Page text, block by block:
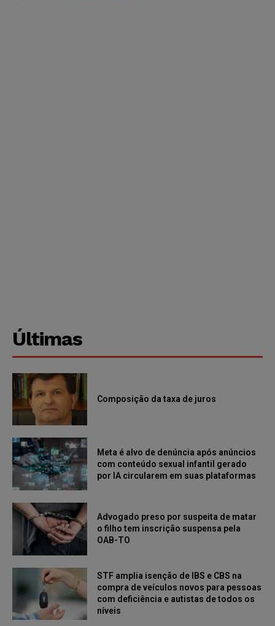
Últimas
Composição da taxa de juros
Meta é alvo de denúncia após anúncios
com conteúdo sexual infantil gerado
por IA circularem em suas plataformas
Advogado preso por suspeita de matar
o filho tem inscrição suspensa pela
OAB-TO
STF amplia isenção de IBS e CBS na
compra de veículos novos para pessoas
com deficiência e autistas de todos os
níveis